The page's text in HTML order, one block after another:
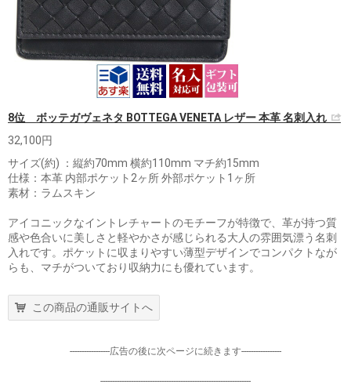
8位 ボッテガヴェネタ BOTTEGA VENETA レザー 本革 名刺入れ
32,100円
サイズ(約) ：縦約70mm 横約110mm マチ約15mm
仕様：本革 内部ポケット2ヶ所 外部ポケット1ヶ所
素材：ラムスキン
アイコニックなイントレチャートのモチーフが特徴で、革が持つ質
感や色合いに美しさと軽やかさが感じられる大人の雰囲気漂う名刺
入れです。ポケットに収まりやすい薄型デザインでコンパクトなが
らも、マチがついており収納力にも優れています。
この商品の通販サイトへ
-----------------広告の後に次ページに続きます-----------------
----------------------------------------------------------------